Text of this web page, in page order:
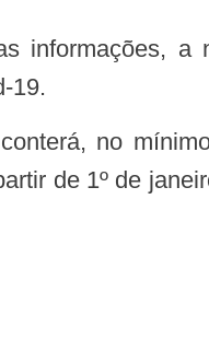
19.
no
de 1º de